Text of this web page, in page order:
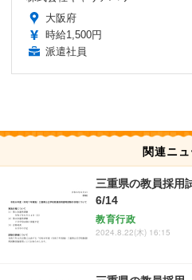
大阪府
時給1,500円
派遣社員
関連ニュ
三重県の教員採用
6/14
教育行政
2024.8.22(木) 16:15